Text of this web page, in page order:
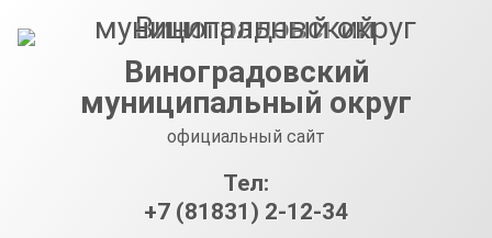
Виноградовский
муниципальный округ
официальный сайт
Тел:
+7 (81831) 2-12-34